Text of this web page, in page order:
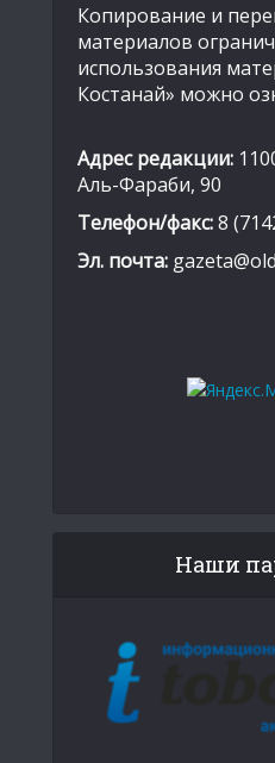
Копирование и
материалов
использования
Костанай» можно
Адрес редакции:
Аль-Фараби, 90
Телефон/факс:8
Эл. почта:
Наши